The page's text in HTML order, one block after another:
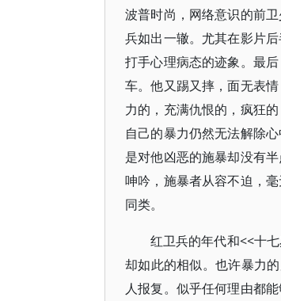
波普时尚，网络意识的前
兵如出一辙。尤其在影片
打手心理病态的迹象。最
车。他又踢又摔，面无表
力的，充满仇恨的，疯狂
自己的暴力仍然无法解除
是对他凶恶的施暴却没有
呻吟，施暴者从容不迫，
同类。
红卫兵的年代和<<十
却如此的相似。也许暴力
人报复。似乎任何理由都